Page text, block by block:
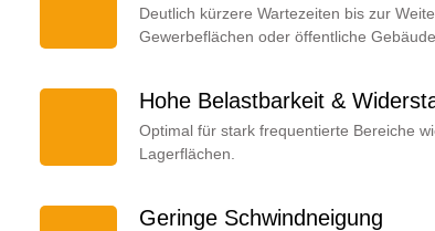
Deutlich kürzere Wartezeiten bis zur
Gewerbeflächen oder öffentliche
Hohe Belastbarkeit &
Optimal für stark frequentierte Bereiche
Lagerflächen.
Geringe Schwindneigung